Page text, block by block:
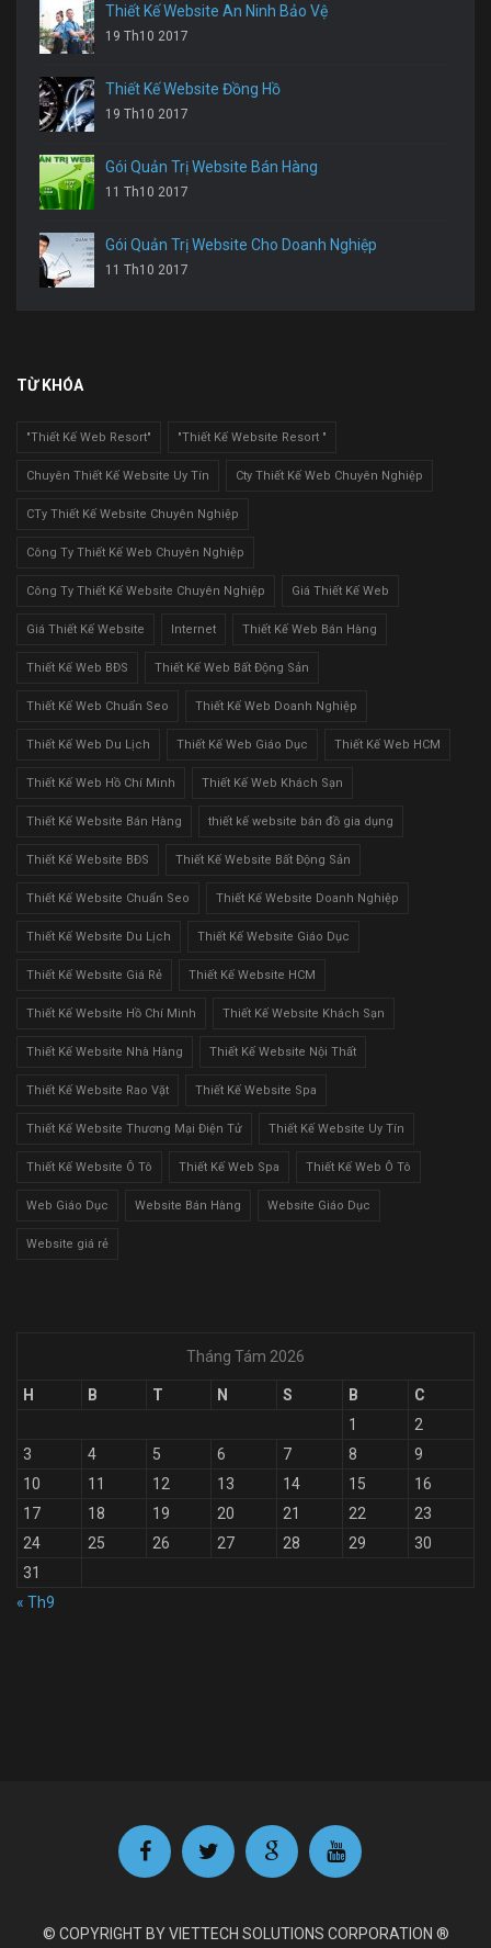
Thiết Kế Website An Ninh Bảo Vệ
19 Th10 2017
Thiết Kế Website Đồng Hồ
19 Th10 2017
Gói Quản Trị Website Bán Hàng
11 Th10 2017
Gói Quản Trị Website Cho Doanh Nghiệp
11 Th10 2017
TỪ KHÓA
"Thiết Kế Web Resort" "Thiết Kế Website Resort "
Chuyên Thiết Kế Website Uy Tín Cty Thiết Kế Web Chuyên Nghiệp
CTy Thiết Kế Website Chuyên Nghiệp
Công Ty Thiết Kế Web Chuyên Nghiệp
Công Ty Thiết Kế Website Chuyên Nghiệp Giá Thiết Kế Web
Giá Thiết Kế Website Internet Thiết Kế Web Bán Hàng
Thiết Kế Web BĐS Thiết Kế Web Bất Động Sản
Thiết Kế Web Chuẩn Seo Thiết Kế Web Doanh Nghiệp
Thiết Kế Web Du Lịch Thiết Kế Web Giáo Dục Thiết Kế Web HCM
Thiết Kế Web Hồ Chí Minh Thiết Kế Web Khách Sạn
Thiết Kế Website Bán Hàng thiết kế website bán đồ gia dụng
Thiết Kế Website BĐS Thiết Kế Website Bất Động Sản
Thiết Kế Website Chuẩn Seo Thiết Kế Website Doanh Nghiệp
Thiết Kế Website Du Lịch Thiết Kế Website Giáo Dục
Thiết Kế Website Giá Rẻ Thiết Kế Website HCM
Thiết Kế Website Hồ Chí Minh Thiết Kế Website Khách Sạn
Thiết Kế Website Nhà Hàng Thiết Kế Website Nội Thất
Thiết Kế Website Rao Vặt Thiết Kế Website Spa
Thiết Kế Website Thương Mại Điện Tử Thiết Kế Website Uy Tín
Thiết Kế Website Ô Tô Thiết Kế Web Spa Thiết Kế Web Ô Tô
Web Giáo Dục Website Bán Hàng Website Giáo Dục
Website giá rẻ
Tháng Tám 2026
H B T N S B
C
1
2
3
4 5 6 7 8
9
10
11 12 13 14 15
16
17
18 19 20 21 22
23
24
25 26 27 28 29
30
31
« Th9
© COPYRIGHT BY VIETTECH SOLUTIONS CORPORATION ®